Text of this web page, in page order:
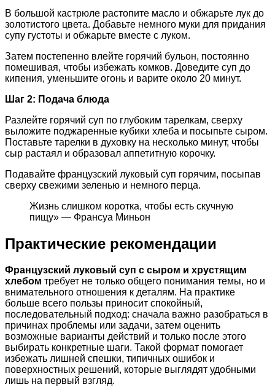
В большой кастрюле растопите масло и обжарьте лук до
золотистого цвета. Добавьте немного муки для придания
супу густоты и обжарьте вместе с луком.
Затем постепенно влейте горячий бульон, постоянно
помешивая, чтобы избежать комков. Доведите суп до
кипения, уменьшите огонь и варите около 20 минут.
Шаг 2: Подача блюда
Разлейте горячий суп по глубоким тарелкам, сверху
выложите поджаренные кубики хлеба и посыпьте сыром.
Поставьте тарелки в духовку на несколько минут, чтобы
сыр растаял и образовал аппетитную корочку.
Подавайте французский луковый суп горячим, посыпав
сверху свежими зеленью и немного перца.
Жизнь слишком коротка, чтобы есть скучную
пищу» — Франсуа Миньон
Практические рекомендации
Французский луковый суп с сыром и хрустящим
хлебом требует не только общего понимания темы, но и
внимательного отношения к деталям. На практике
больше всего пользы приносит спокойный,
последовательный подход: сначала важно разобраться в
причинах проблемы или задачи, затем оценить
возможные варианты действий и только после этого
выбирать конкретные шаги. Такой формат помогает
избежать лишней спешки, типичных ошибок и
поверхностных решений, которые выглядят удобными
лишь на первый взгляд.